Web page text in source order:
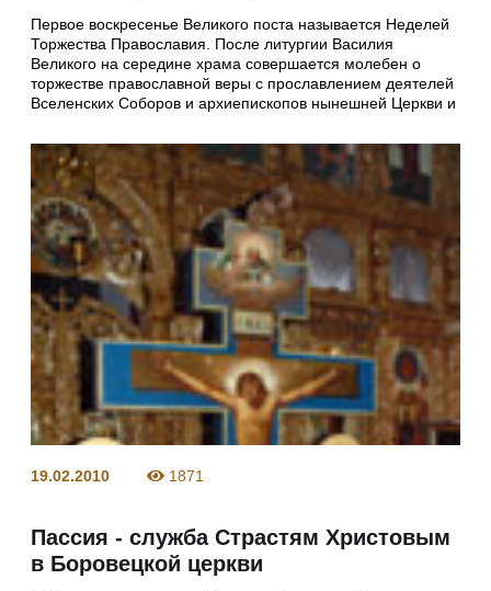
Первое воскресенье Великого поста называется Неделей
Торжества Православия. После литургии Василия
Великого на середине храма совершается молебен о
торжестве православной веры с прославлением деятелей
Вселенских Соборов и архиепископов нынешней Церкви и
19.02.2010 1871
Пассия - служба Страстям Христовым
в Боровецкой церкви